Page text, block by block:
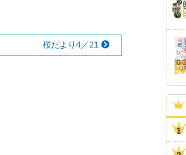
桜だより4／21